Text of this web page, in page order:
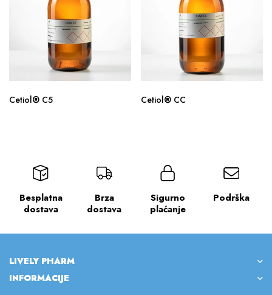
Cetiol® C5 Cetiol® CC
Besplatna
dostava
Brza
dostava
Sigurno
plaćanje
Podrška
LIVELY PHARM
INFORMACIJE